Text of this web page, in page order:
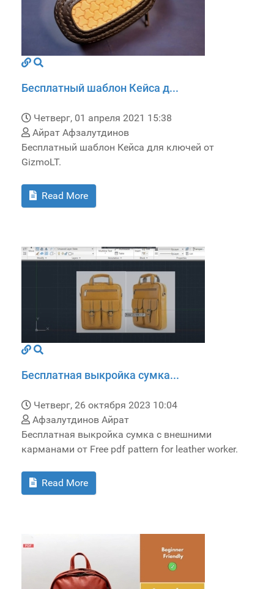
Бесплатный шаблон Кейса д...
Четверг, 01 апреля 2021 15:38
Айрат Афзалутдинов
Бесплатный шаблон Кейса для ключей от
GizmoLT.
Read More
Бесплатная выкройка сумка...
Четверг, 26 октября 2023 10:04
Афзалутдинов Айрат
Бесплатная выкройка сумка с внешними
карманами от Free pdf pattern for leather worker.
Read More